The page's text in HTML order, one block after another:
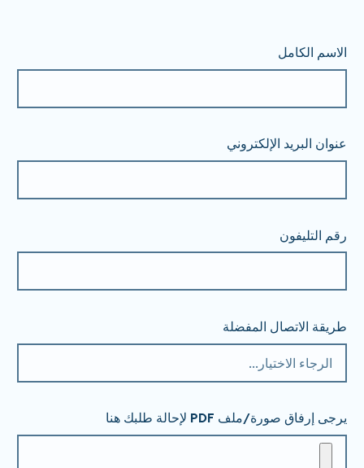
الاسم الكامل
عنوان البريد الإلكتروني
رقم التليفون
طريقة الاتصال المفضلة
يرجى إرفاق صورة/ملف PDF لإحالة طلبك هنا